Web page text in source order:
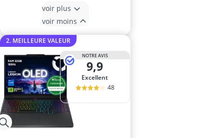
voir plus
voir moins
2. MEILLEURE VALEUR
NOTRE AVIS
9,9
Excellent
48